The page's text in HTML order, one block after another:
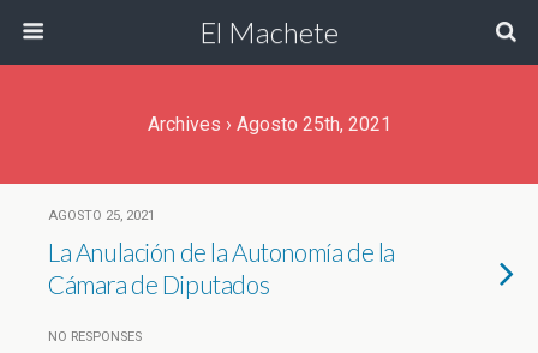
El Machete
Archives › Agosto 25th, 2021
AGOSTO 25, 2021
La Anulación de la Autonomía de la
Cámara de Diputados
NO RESPONSES